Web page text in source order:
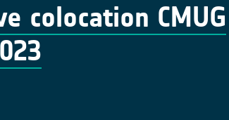
colocation CMUG